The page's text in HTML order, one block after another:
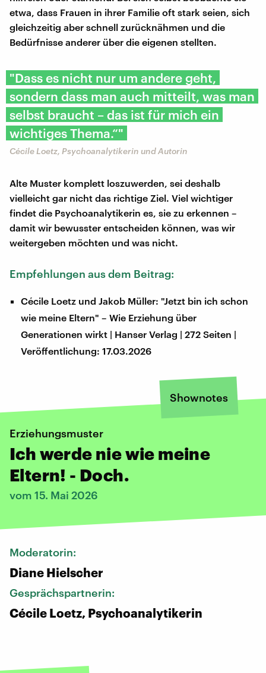
etwa, dass Frauen in ihrer Familie oft stark seien, sich
gleichzeitig aber schnell zurücknähmen und die
Bedürfnisse anderer über die eigenen stellten.
"Dass es nicht nur um andere geht,
sondern dass man auch mitteilt, was man
selbst braucht – das ist für mich ein
wichtiges Thema.“"
Cécile Loetz, Psychoanalytikerin und Autorin
Alte Muster komplett loszuwerden, sei deshalb
vielleicht gar nicht das richtige Ziel. Viel wichtiger
findet die Psychoanalytikerin es, sie zu erkennen –
damit wir bewusster entscheiden können, was wir
weitergeben möchten und was nicht.
Empfehlungen aus dem Beitrag:
Cécile Loetz und Jakob Müller: "Jetzt bin ich schon
wie meine Eltern" – Wie Erziehung über
Generationen wirkt | Hanser Verlag | 272 Seiten |
Veröffentlichung: 17.03.2026
Shownotes
Erziehungsmuster
Ich werde nie wie meine
Eltern! - Doch.
vom 15. Mai 2026
Moderatorin:
Diane Hielscher
Gesprächspartnerin:
Cécile Loetz, Psychoanalytikerin